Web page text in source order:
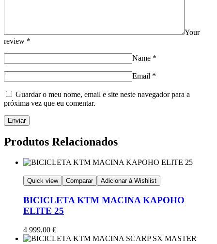
Your
review *
Name *
Email *
Guardar o meu nome, email e site neste navegador para a
próxima vez que eu comentar.
Produtos Relacionados
Quick view Comparar Adicionar á Wishlist
BICICLETA KTM MACINA KAPOHO
ELITE 25
4 999,00 €